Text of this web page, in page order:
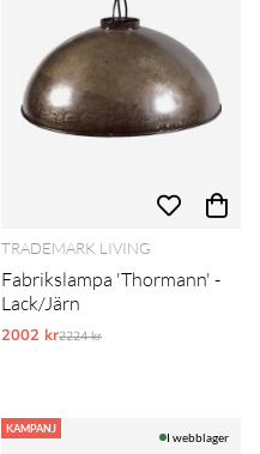
TRADEMARK LIVING
Fabrikslampa 'Thormann' -
Lack/Järn
2002 krOrdinarie pris:
2224 kr
KAMPANJ
I webblager